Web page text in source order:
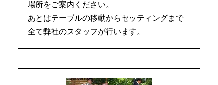
場所をご案内ください。
あとはテーブルの移動からセッティングまで
全て弊社のスタッフが行います。